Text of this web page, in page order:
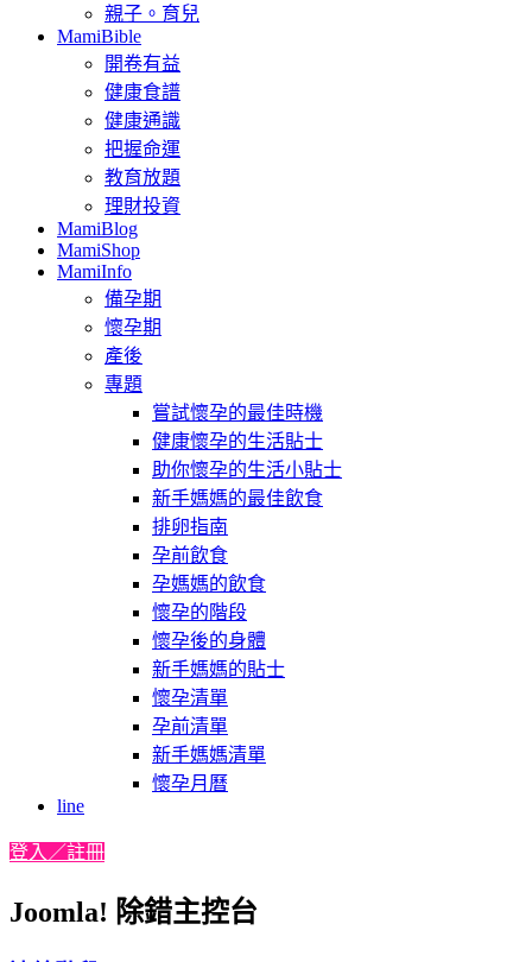
親子。育兒
MamiBible
開卷有益
健康食譜
健康通識
把握命運
教育放題
理財投資
MamiBlog
MamiShop
MamiInfo
備孕期
懷孕期
產後
專題
嘗試懷孕的最佳時機
健康懷孕的生活貼士
助你懷孕的生活小貼士
新手媽媽的最佳飲食
排卵指南
孕前飲食
孕媽媽的飲食
懷孕的階段
懷孕後的身體
新手媽媽的貼士
懷孕清單
孕前清單
新手媽媽清單
懷孕月曆
line
登入／註冊
Joomla! 除錯主控台